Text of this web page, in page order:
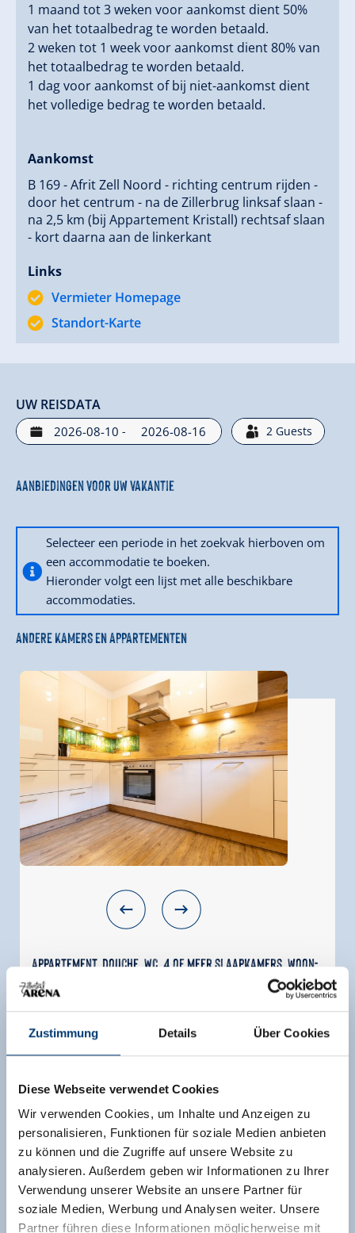
Zustimmung Details Über Cookies
Diese Webseite verwendet Cookies
Wir verwenden Cookies, um Inhalte und Anzeigen zu
personalisieren, Funktionen für soziale Medien anbieten
zu können und die Zugriffe auf unsere Website zu
analysieren. Außerdem geben wir Informationen zu Ihrer
Verwendung unserer Website an unsere Partner für
soziale Medien, Werbung und Analysen weiter. Unsere
Partner führen diese Informationen möglicherweise mit
1 maand tot 3 weken voor aankomst dient 50%
van het totaalbedrag te worden betaald.
2 weken tot 1 week voor aankomst dient 80% van
het totaalbedrag te worden betaald.
1 dag voor aankomst of bij niet-aankomst dient
het volledige bedrag te worden betaald.
Aankomst
B 169 - Afrit Zell Noord - richting centrum rijden -
door het centrum - na de Zillerbrug linksaf slaan -
na 2,5 km (bij Appartement Kristall) rechtsaf slaan
- kort daarna aan de linkerkant
Links
Vermieter Homepage
Standort-Karte
UW REISDATA
- 2 Guests
Aanbiedingen voor uw vakantie
Selecteer een periode in het zoekvak hierboven om
een accommodatie te boeken.
Hieronder volgt een lijst met alle beschikbare
accommodaties.
ANDERE KAMERS EN APPARTEMENTEN
Appartement, douche, WC, 4 of meer slaapkamers, woon-
slaapruimte
grootte van de kamer:90 m² |Opdrachten:1 -
10 mensen |
Slaapkamer:
tweepersoonskamers met slaapbank),
skischoendroger
Uitrusting
Beschikbaarheidskalender